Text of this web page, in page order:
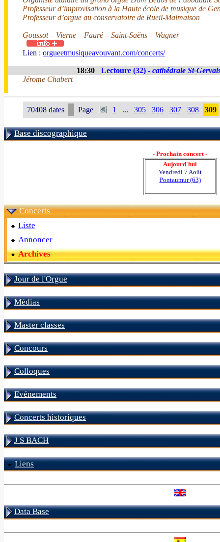
Professeur d’improvisation à la Haute école de musique de
Professeur d’orgue au conservatoire de Rueil-Malmaison
Goussot – Vierne – Fauré – Saint-Saëns – Wagner
Lien : orgueetmusiqueavouvant.com/concerts/
18:30 Lectoure (32) - cathédrale St-
Jérome Chabert
70408 dates Page 1 ... 305 306 307 308 309
Base discographique
- Prochain concert -
Aujourd'hui
Vendredi 7 Août
Pontaumur (63)
Concerts
Liste
Annoncer
Archives
Jour de l'Orgue
Médias
Master classes
Concours
Colloques
Evénements
Concerts historiques
J S BACH
Liens
Data Base